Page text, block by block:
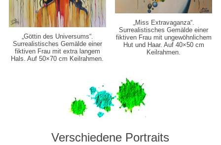
„Göttin des Universums“.
Surrealistisches Gemälde einer
fiktiven Frau mit extra langem
Hals. Auf 50×70 cm Keilrahmen.
„Miss Extravaganza“.
Surrealistisches Gemälde einer
fiktiven Frau mit ungewöhnlichem
Hut und Haar. Auf 40×50 cm
Keilrahmen.
Verschiedene Portraits